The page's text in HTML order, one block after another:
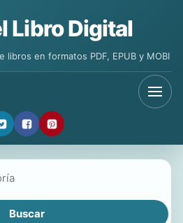
Libro Digital
en formatos PDF, EPUB y MOBI